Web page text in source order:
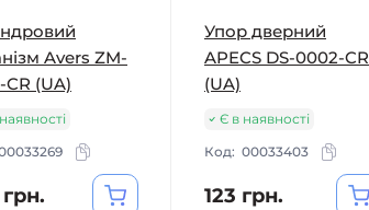
Avers ZM-
CR (UA)
Упор дверний
APECS DS-0002-CR
(UA)
Є в наявності
Код: 00033403
123 грн.